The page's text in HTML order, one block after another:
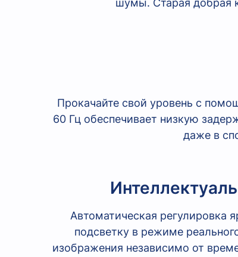
шумы. Старая добрая
Прокачайте свой уровень с
60 Гц обеспечивает низкую
даже в
Автоматическая регулировка
подсветку в режиме
изображения независимо от